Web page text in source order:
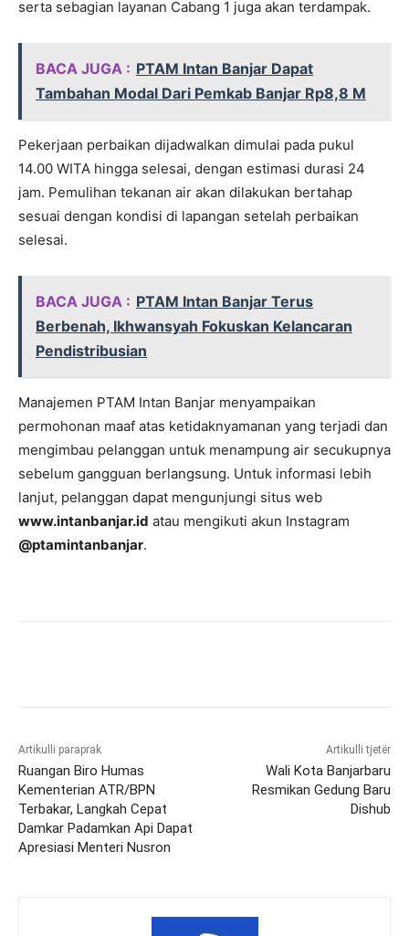
serta sebagian layanan Cabang 1 juga akan terdampak.
BACA JUGA : PTAM Intan Banjar Dapat
Tambahan Modal Dari Pemkab Banjar Rp8,8 M
Pekerjaan perbaikan dijadwalkan dimulai pada pukul
14.00 WITA hingga selesai, dengan estimasi durasi 24
jam. Pemulihan tekanan air akan dilakukan bertahap
sesuai dengan kondisi di lapangan setelah perbaikan
selesai.
BACA JUGA : PTAM Intan Banjar Terus
Berbenah, Ikhwansyah Fokuskan Kelancaran
Pendistribusian
Manajemen PTAM Intan Banjar menyampaikan
permohonan maaf atas ketidaknyamanan yang terjadi dan
mengimbau pelanggan untuk menampung air secukupnya
sebelum gangguan berlangsung. Untuk informasi lebih
lanjut, pelanggan dapat mengunjungi situs web
www.intanbanjar.id atau mengikuti akun Instagram
@ptamintanbanjar.
Artikulli paraprak
Ruangan Biro Humas
Kementerian ATR/BPN
Terbakar, Langkah Cepat
Damkar Padamkan Api Dapat
Apresiasi Menteri Nusron
Artikulli tjetër
Wali Kota Banjarbaru
Resmikan Gedung Baru
Dishub